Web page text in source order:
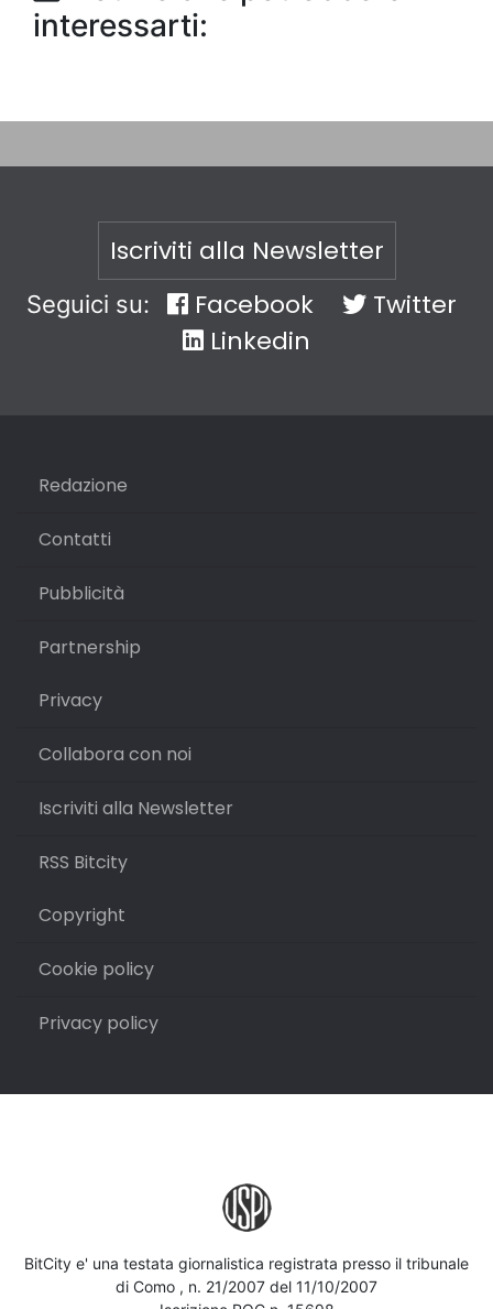
interessarti:
Iscriviti alla Newsletter
Seguici su: Facebook
Twitter
Linkedin
Redazione
Contatti
Pubblicità
Partnership
Privacy
Collabora con noi
Iscriviti alla Newsletter
RSS Bitcity
Copyright
Cookie policy
Privacy policy
BitCity e' una testata giornalistica registrata presso il tribunale
di Como , n. 21/2007 del 11/10/2007